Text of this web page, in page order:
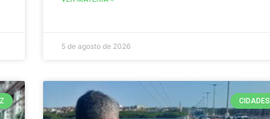
5 de agosto de 2026
CIDADES